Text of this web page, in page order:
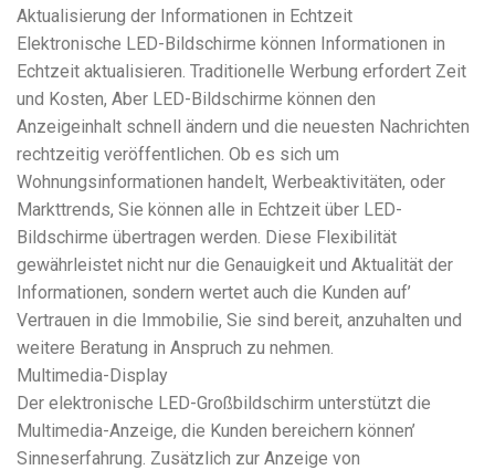
Aktualisierung der Informationen in Echtzeit
Elektronische LED-Bildschirme können Informationen in
Echtzeit aktualisieren. Traditionelle Werbung erfordert Zeit
und Kosten, Aber LED-Bildschirme können den
Anzeigeinhalt schnell ändern und die neuesten Nachrichten
rechtzeitig veröffentlichen. Ob es sich um
Wohnungsinformationen handelt, Werbeaktivitäten, oder
Markttrends, Sie können alle in Echtzeit über LED-
Bildschirme übertragen werden. Diese Flexibilität
gewährleistet nicht nur die Genauigkeit und Aktualität der
Informationen, sondern wertet auch die Kunden auf’
Vertrauen in die Immobilie, Sie sind bereit, anzuhalten und
weitere Beratung in Anspruch zu nehmen.
Multimedia-Display
Der elektronische LED-Großbildschirm unterstützt die
Multimedia-Anzeige, die Kunden bereichern können’
Sinneserfahrung. Zusätzlich zur Anzeige von